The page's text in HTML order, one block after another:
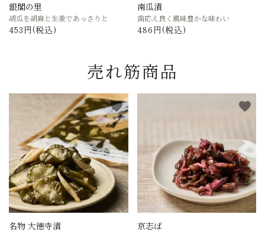
銀閣の里
胡瓜を胡麻と生姜であっさりと
453円(税込)
南瓜漬
歯応え良く風味豊かな味わい
486円(税込)
売れ筋商品
名物 大徳寺漬
favorite
京志ば
favorite